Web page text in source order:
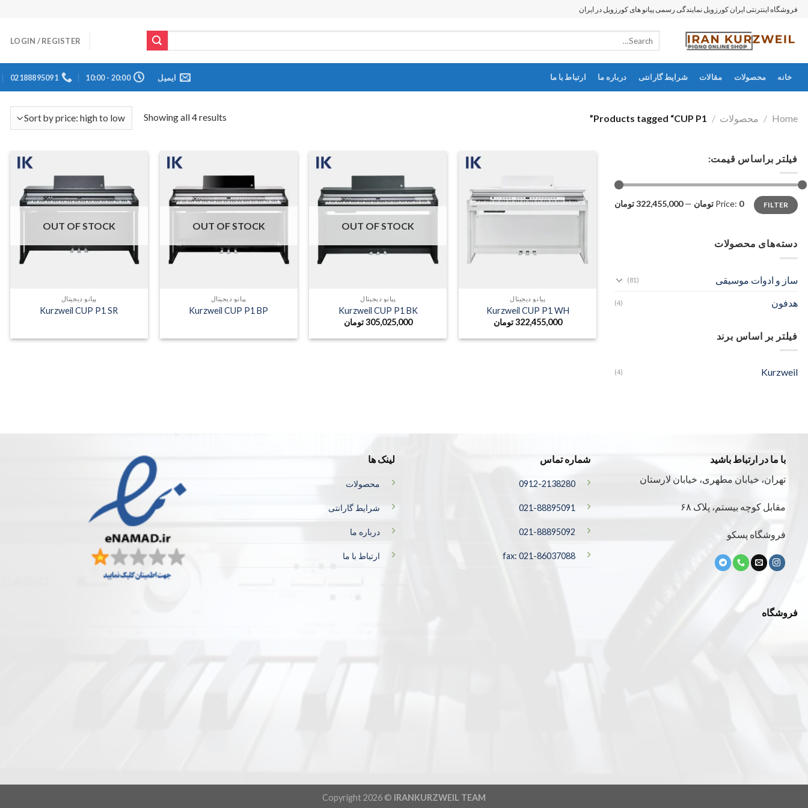
پرش
محتوا
فروشگاه اینترنتی ایران کورزویل نمایندگی رسمی پیانو های کورزویل در ایران
LOGIN / REGISTER
خانه محصولات مقالات شرایط گارانتی درباره ما ارتباط با ما ایمیل 20:00 - 10:00
02188895091
Home
/ محصولات /
Showing all 4 results
فیلتر براساس قیمت:
Min
price
Max
price
FILTER
Price: 0 تومان —322,455,000 تومان
دسته‌های محصولات
ساز و ادوات موسیقی (81)
هدفون (4)
فیلتر بر اساس برند
Kurzweil
(4)
پیانو دیجیتال
Kurzweil CUP P1 WH
322,455,000تومان
OUT OF STOCK
پیانو دیجیتال
Kurzweil CUP P1 BK
305,025,000تومان
OUT OF STOCK
پیانو دیجیتال
Kurzweil CUP P1 BP
OUT OF STOCK
پیانو دیجیتال
Kurzweil CUP P1 SR
با ما در ارتباط باشید
تهران، خیابان مطهری، خیابان لارستان
مقابل کوچه بیستم، پلاک ۶۸
فروشگاه پسکو
شماره تماس
0912-2138280
021-88895091
021-88895092
fax: 021-86037088
لینک ها
محصولات
شرایط گارانتی
درباره ما
ارتباط با ما
فروشگاه
Copyright 2026 © IRANKURZWEIL TEAM